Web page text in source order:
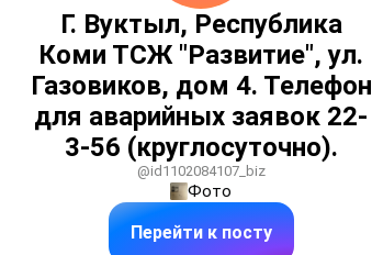
Г. Вуктыл, Республика
Коми ТСЖ "Развитие", ул.
Газовиков, дом 4. Телефон
для аварийных заявок 22-
3-56 (круглосуточно).
@id1102084107_biz
Фото
Перейти к посту